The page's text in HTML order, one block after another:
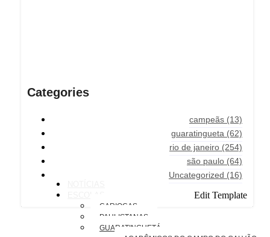
Categories
campeãs (13)
guaratingueta (62)
rio de janeiro (254)
são paulo (64)
Uncategorized (16)
Edit Template
CARIOCAS
PAULISTANAS
GUARATINGUETÁ